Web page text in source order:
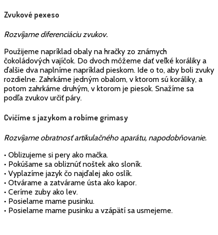
Zvukové pexeso
Rozvíjame diferenciáciu zvukov.
Použijeme napríklad obaly na hračky zo známych
čokoládových vajíčok. Do dvoch môžeme dať veľké koráliky a
ďalšie dva naplníme napríklad pieskom. Ide o to, aby boli zvuky
rozdielne. Zahrkáme jedným obalom, v ktorom sú koráliky, a
potom zahrkáme druhým, v ktorom je piesok. Snažíme sa
podľa zvukov určiť páry.
Cvičíme s jazykom a robíme grimasy
Rozvíjame obratnosť artikulačného aparátu, napodobňovanie.
• Oblizujeme si pery ako mačka.
• Pokúšame sa obliznúť noštek ako sloník.
• Vyplazíme jazyk čo najďalej ako oslík.
• Otvárame a zatvárame ústa ako kapor.
• Ceríme zuby ako lev.
• Posielame mame pusinku.
• Posielame mame pusinku a vzápätí sa usmejeme.